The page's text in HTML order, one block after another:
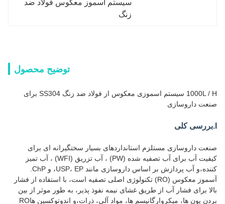
زنگ
توضیح محصول
1000L / H سیستم اسموزی معکوس از فولاد ضد زنگ SS304 برای
صنعت داروسازی
صنعت داروسازی مستلزم استانداردهای بسیار سختگیرانه ای برای
کیفیت آب برای آب تصفیه شده (PW) ، آب تزریق (WFI) ، آب تمیز
کننده،و آب پردازش بر اساس داروسازی مانند USP، EP، و ChP.
آسموز معکوس (RO) تکنولوژی اصلی تصفیه است، با استفاده از فشار
بالا برای فشار آب از طریق غشای نیمه نفوذ پذیر، به طور موثر از بین
بردن یون ها، میکروارگانیسم ها، مواد آلی، ذرات،و اندوتوکسین هاRO